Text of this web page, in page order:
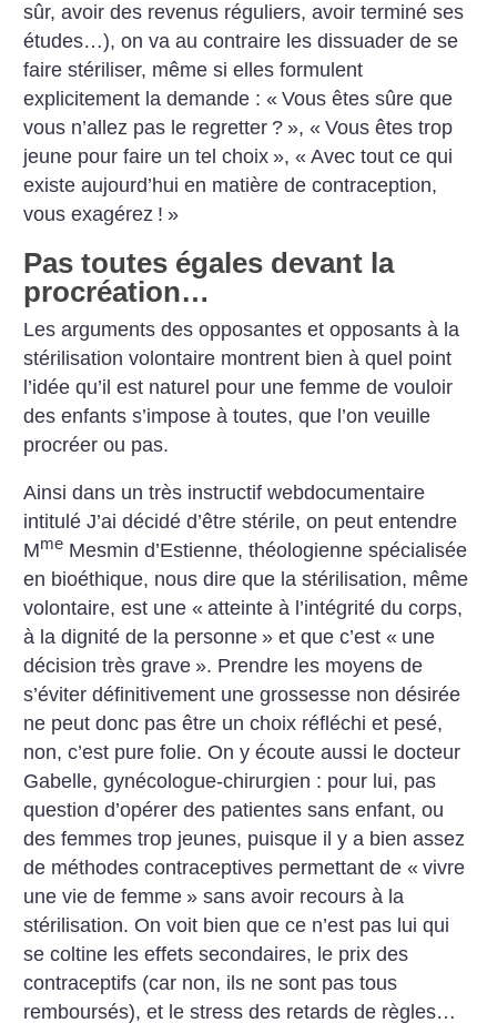
sûr, avoir des revenus réguliers, avoir terminé ses
études…), on va au contraire les dissuader de se
faire stériliser, même si elles formulent
explicitement la demande : « Vous êtes sûre que
vous n’allez pas le regretter ? », « Vous êtes trop
jeune pour faire un tel choix », « Avec tout ce qui
existe aujourd’hui en matière de contraception,
vous ­exagérez ! »
Pas toutes égales devant la
procréation…
Les arguments des opposantes et opposants à la
stérilisation volontaire montrent bien à quel point
l’idée qu’il est naturel pour une femme de vouloir
des enfants s’impose à toutes, que l’on veuille
procréer ou pas.
Ainsi dans un très instructif webdocumentaire
intitulé J’ai décidé d’être stérile, on peut entendre
Mme Mesmin d’Estienne, théologienne spécialisée
en bioéthique, nous dire que la stérilisation, même
volontaire, est une « atteinte à l’intégrité du corps,
à la dignité de la personne » et que c’est « une
décision très grave ». Prendre les moyens de
s’éviter définitivement une grossesse non désirée
ne peut donc pas être un choix réfléchi et pesé,
non, c’est pure folie. On y écoute aussi le docteur
Gabelle, gynécologue-chirurgien : pour lui, pas
question d’opérer des patientes sans enfant, ou
des femmes trop jeunes, puisque il y a bien assez
de méthodes contraceptives permettant de « vivre
une vie de femme » sans avoir recours à la
stérilisation. On voit bien que ce n’est pas lui qui
se coltine les effets secondaires, le prix des
contraceptifs (car non, ils ne sont pas tous
remboursés), et le stress des retards de règles…